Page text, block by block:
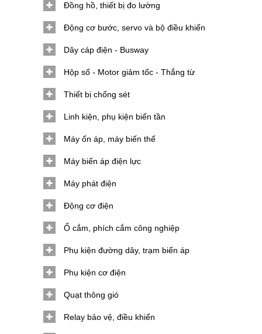
Đồng hồ, thiết bị đo lường
Động cơ bước, servo và bộ điều khiển
Dây cáp điện - Busway
Hộp số - Motor giảm tốc - Thắng từ
Thiết bị chống sét
Linh kiện, phụ kiện biến tần
Máy ổn áp, máy biến thế
Máy biến áp điện lực
Máy phát điện
Động cơ điện
Ổ cắm, phích cắm công nghiệp
Phụ kiện đường dây, trạm biến áp
Phụ kiện cơ điện
Quạt thông gió
Relay bảo vệ, điều khiển